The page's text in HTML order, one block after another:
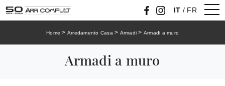
IT / FR
Home > Arredamento Casa> Armadi > Armadi a muro
Armadi a muro